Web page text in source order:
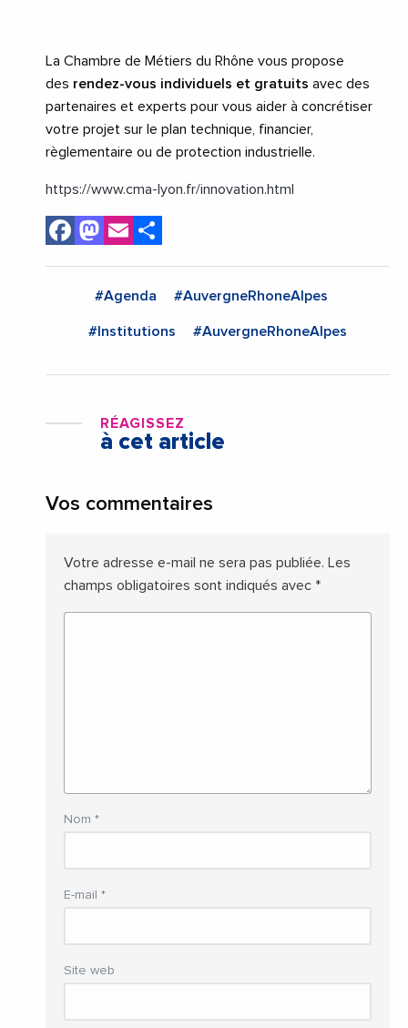
La Chambre de Métiers du Rhône vous propose
des rendez-vous individuels et gratuits avec des
partenaires et experts pour vous aider à concrétiser
votre projet sur le plan technique, financier,
règlementaire ou de protection industrielle.
https://www.cma-lyon.fr/innovation.html
Facebook
Mastodon
Email
#Agenda #AuvergneRhoneAlpes
#Institutions #AuvergneRhoneAlpes
RÉAGISSEZ
à cet article
Vos commentaires
Votre adresse e-mail ne sera pas publiée. Les
champs obligatoires sont indiqués avec *
Nom *
E-mail *
Site web